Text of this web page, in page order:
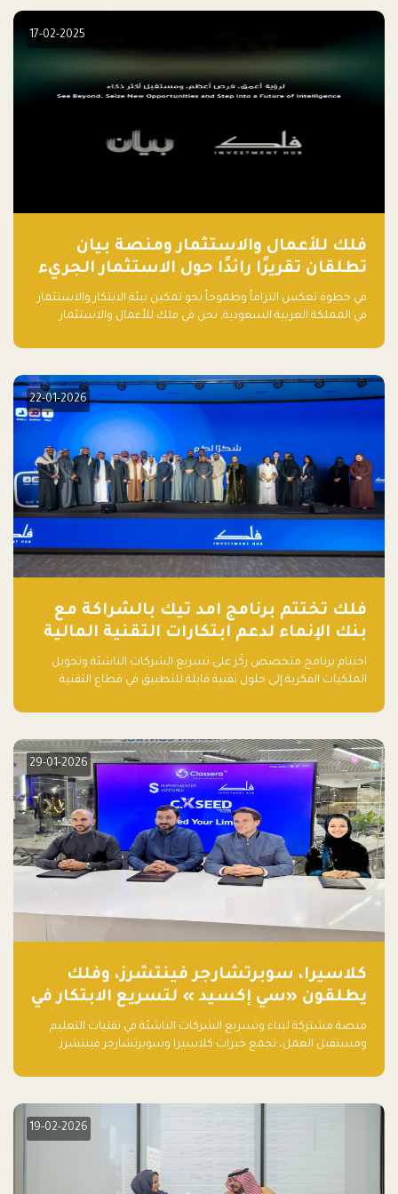
17-02-2025
فلك للأعمال والاستثمار ومنصة بيان
تطلقان تقريرًا رائدًا حول الاستثمار الجريء
في الذكاء الاصطناعي بالمملكة العربية
السعودية
في خطوة تعكس التزاماً وطموحاً نحو تمكين بيئة الابتكار والاستثمار
في المملكة العربية السعودية, نحن في فلك للأعمال والاستثمار
الذكاء الاصطناعي: خارطة الطريق للمستثمرين ورواد الأعمال في
22-01-2026
فلك تختتم برنامج امد تيك بالشراكة مع
بنك الإنماء لدعم ابتكارات التقنية المالية
اختتام برنامج متخصص ركّز على تسريع الشركات الناشئة وتحويل
الملكيات الفكرية إلى حلول تقنية قابلة للتطبيق في قطاع التقنية
29-01-2026
كلاسيرا، سوبرتشارجر فينتشرز، وفلك
يطلقون «سي إكسيد » لتسريع الابتكار في
تقنيات التعليم ومستقبل العمل
منصة مشتركة لبناء وتسريع الشركات الناشئة في تقنيات التعليم
ومستقبل العمل، تجمع خبرات كلاسيرا وسوبرتشارجر فينتشرز
العالمية.
19-02-2026